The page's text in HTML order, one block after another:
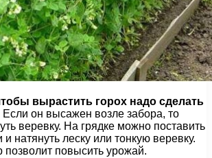
вырастить горох надо сделать
Если он высажен возле забора, то
веревку. На грядке можно поставить
и натянуть леску или тонкую веревку.
повысить урожай.